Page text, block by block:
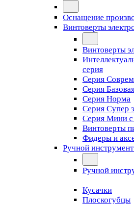
Оснащение
Винтоверты
Винтоверты
серия
Серия
Серия
Серия Норма
Серия Cупер
Серия Мини с
Винтоверты
Фидеры и
Ручной
Ручной
Кусачки
Плоскогубцы